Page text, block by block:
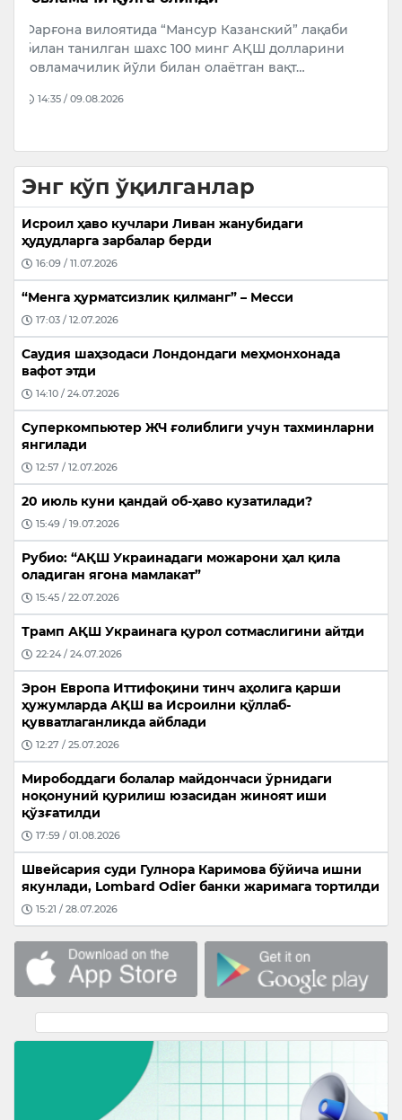
7 август куни Олий Мажлис Сенатининг 18-ялпи
мажлисида “Ўзбекистон Республикаси
Конс…
Энг кўп ўқилганлар
Исроил ҳаво кучлари Ливан жанубидаги
ҳудудларга зарбалар берди
16:09 / 11.07.2026
“Менга ҳурматсизлик қилманг” – Месси
17:03 / 12.07.2026
Саудия шаҳзодаси Лондондаги меҳмонхонада
вафот этди
14:10 / 24.07.2026
Суперкомпьютер ЖЧ ғолиблиги учун тахминларни
янгилади
12:57 / 12.07.2026
20 июль куни қандай об-ҳаво кузатилади?
15:49 / 19.07.2026
Рубио: “АҚШ Украинадаги можарони ҳал қила
оладиган ягона мамлакат”
15:45 / 22.07.2026
Трамп АҚШ Украинага қурол сотмаслигини айтди
22:24 / 24.07.2026
Эрон Европа Иттифоқини тинч аҳолига қарши
ҳужумларда АҚШ ва Исроилни қўллаб-
қувватлаганликда айблади
12:27 / 25.07.2026
Мирободдаги болалар майдончаси ўрнидаги
ноқонуний қурилиш юзасидан жиноят иши
қўзғатилди
17:59 / 01.08.2026
Швейсария суди Гулнора Каримова бўйича ишни
якунлади, Lombard Odier банки жаримага тортилди
15:21 / 28.07.2026